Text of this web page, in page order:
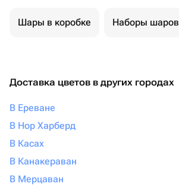
Шары в коробке Наборы шаров
Доставка цветов в других городах
В Ереване
В Нор Харберд
В Касах
В Канакераван
В Мерцаван